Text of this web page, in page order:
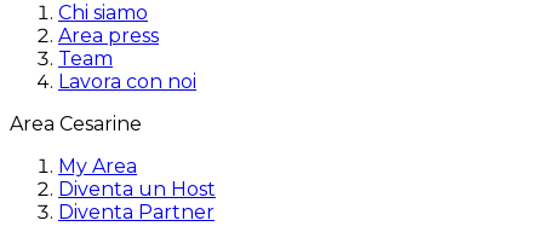
Chi siamo
Area press
Team
Lavora con noi
Area Cesarine
My Area
Diventa un Host
Diventa Partner